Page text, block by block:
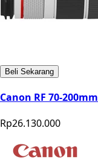
Beli Sekarang
Canon RF 70-
Rp26.130.000